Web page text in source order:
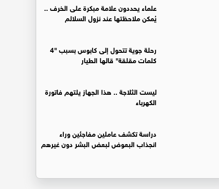
علماء يحددون علامة مبكرة على الخرف ..
يُمكن ملاحظتها عند نزول السلالم
رحلة جوية تتحول إلى كابوس بسبب "4
كلمات مقلقة" قالها الطيار
ليست الثلاجة .. هذا الجهاز يلتهم فاتورة
الكهرباء
دراسة تكشف عاملين مفاجئين وراء
انجذاب البعوض لبعض البشر دون غيرهم